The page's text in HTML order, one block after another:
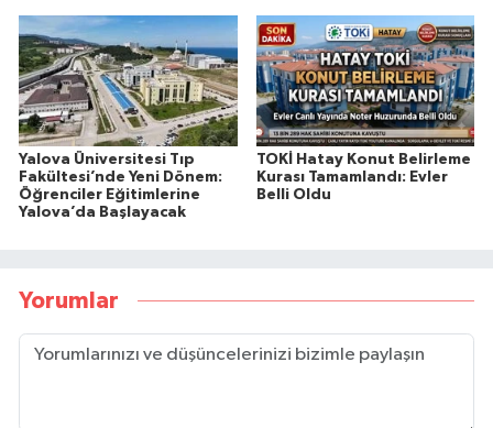
Yalova Üniversitesi Tıp
Fakültesi’nde Yeni Dönem:
Öğrenciler Eğitimlerine
Yalova’da Başlayacak
TOKİ Hatay Konut Belirleme
Kurası Tamamlandı: Evler
Belli Oldu
Yorumlar